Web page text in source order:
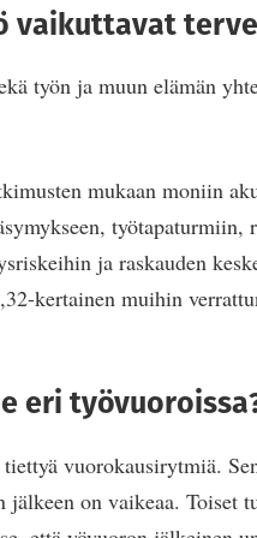
vaikuttavat
työn ja muun elämän
mukaan moniin
työtapaturmiin,
ja raskauden
kertainen muihin
eri
vuorokausirytmiä.
jälkeen on vaikeaa. Toiset